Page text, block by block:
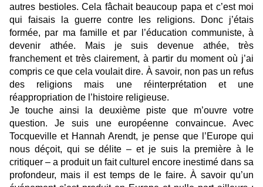
autres bestioles. Cela fâchait beaucoup papa et c’est moi
qui faisais la guerre contre les religions. Donc j’étais
formée, par ma famille et par l’éducation communiste, à
devenir athée. Mais je suis devenue athée, très
franchement et très clairement, à partir du moment où j’ai
compris ce que cela voulait dire. À savoir, non pas un refus
des religions mais une réinterprétation et une
réappropriation de l’histoire religieuse.
Je touche ainsi la deuxième piste que m’ouvre votre
question. Je suis une européenne convaincue. Avec
Tocqueville et Hannah Arendt, je pense que l’Europe qui
nous déçoit, qui se délite – et je suis la première à le
critiquer – a produit un fait culturel encore inestimé dans sa
profondeur, mais il est temps de le faire. À savoir qu’un